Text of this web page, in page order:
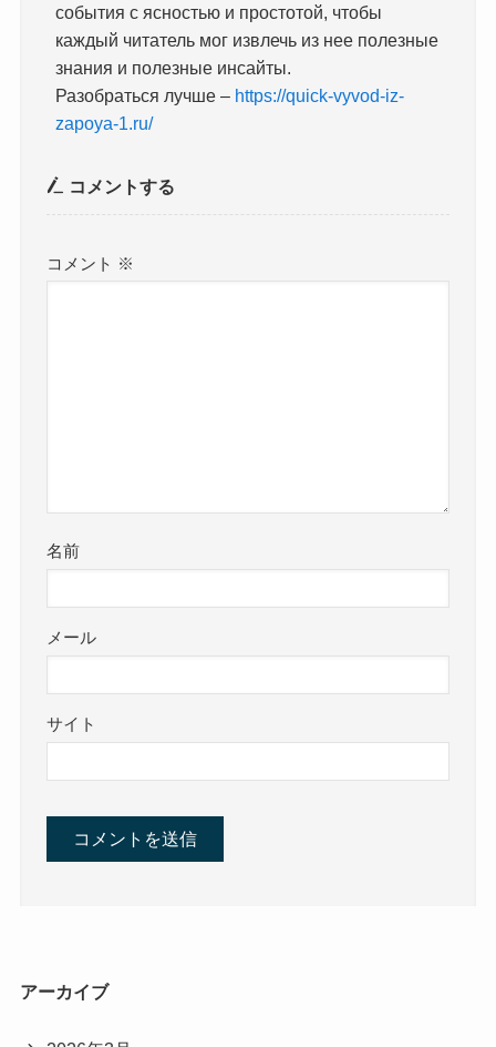
события с ясностью и простотой, чтобы
каждый читатель мог извлечь из нее полезные
знания и полезные инсайты.
Разобраться лучше – https://quick-vyvod-iz-
zapoya-1.ru/
コメントする
コメント ※
名前
メール
サイト
アーカイブ